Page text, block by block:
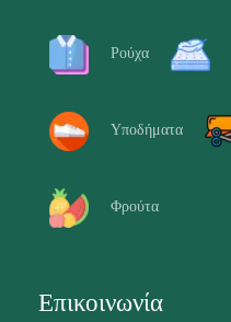
Ρούχα
Υποδήματα
Φρούτα
Επικοινωνία